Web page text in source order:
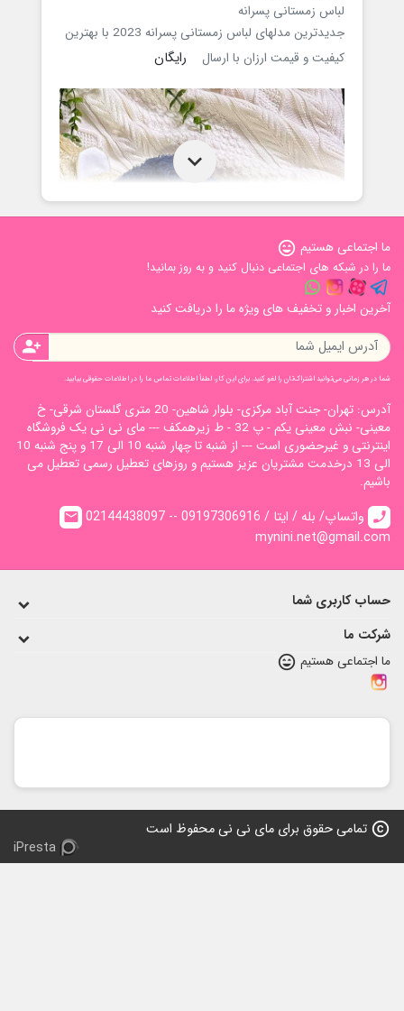
لباس زمستانی پسرانه
جدیدترین مدلهای لباس زمستانی پسرانه 2023 با بهترین
کیفیت و قیمت ارزان با ارسال
رایگان
سودوکرم ،شیشه اونت
پسرانه
شورت آموزشی
ما اجتماعی هستیم sentiment_very_satisfied
ما را در شبکه های اجتماعی دنبال کنید و به روز بمانید!
آخرین اخبار و تخفیف های ویژه ما را دریافت کنید
person_add
شما در هر زمانی می‌توانید اشتراک‌تان را لغو کنید. برای این کار، لطفاً اطلاعات تماس ما را در اطلاعات حقوقی بیابید.
آدرس: تهران- جنت آباد مرکزی- بلوار شاهین- 20 متری گلستان شرقی- خ
معینی- نبش معینی یکم - پ 32 - ط زیرهمکف --- مای نی نی یک فروشگاه
اینترنتی و غیرحضوری است --- از شنبه تا چهار شنبه 10 الی 17 و پنج شنبه 10
الی 13 درخدمت مشتریان عزیز هستیم و روزهای تعطیل رسمی تعطیل می
باشیم.
call 02144438097 -- واتساپ/ بله / ایتا / 09197306916 email
mynini.net@gmail.com
حساب کاربری شما
شرکت ما
ما اجتماعی هستیم sentiment_very_satisfied
copyright تمامی حقوق برای مای نی نی محفوظ است
iPresta